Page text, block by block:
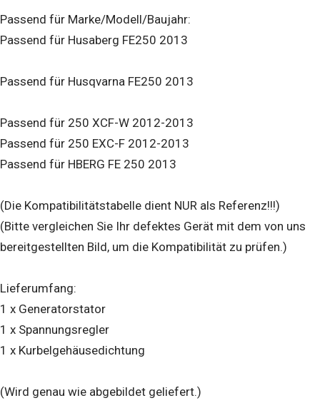
Passend für Marke/Modell/Baujahr:
Passend für Husaberg FE250 2013
Passend für Husqvarna FE250 2013
Passend für 250 XCF-W 2012-2013
Passend für 250 EXC-F 2012-2013
Passend für HBERG FE 250 2013
(Die Kompatibilitätstabelle dient NUR als Referenz!!!)
(Bitte vergleichen Sie Ihr defektes Gerät mit dem von uns
bereitgestellten Bild, um die Kompatibilität zu prüfen.)
Lieferumfang:
1 x Generatorstator
1 x Spannungsregler
1 x Kurbelgehäusedichtung
(Wird genau wie abgebildet geliefert.)